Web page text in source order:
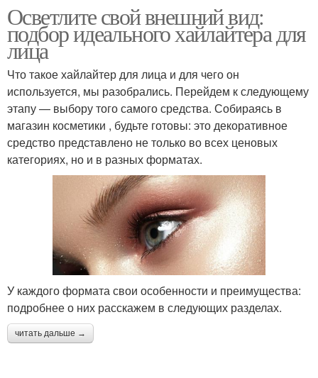
Осветлите свой внешний вид:
подбор идеального хайлайтера для
лица
Что такое хайлайтер для лица и для чего он
используется, мы разобрались. Перейдем к следующему
этапу — выбору того самого средства. Собираясь в
магазин косметики , будьте готовы: это декоративное
средство представлено не только во всех ценовых
категориях, но и в разных форматах.
У каждого формата свои особенности и преимущества:
подробнее о них расскажем в следующих разделах.
читать дальше →